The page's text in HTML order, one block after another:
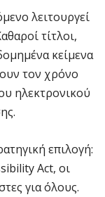
λειτουργεί
τίτλοι,
κείμενα
τον χρόνο
ηλεκτρονικού
επιλογή:
Act, οι
για όλους.